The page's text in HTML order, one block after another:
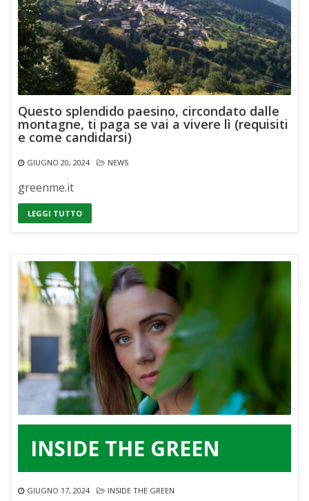
Questo splendido paesino, circondato dalle
montagne, ti paga se vai a vivere lì (requisiti
e come candidarsi)
GIUGNO 20, 2024 NEWS
greenme.it
LEGGI TUTTO
INSIDE THE GREEN
GIUGNO 17, 2024 INSIDE THE GREEN